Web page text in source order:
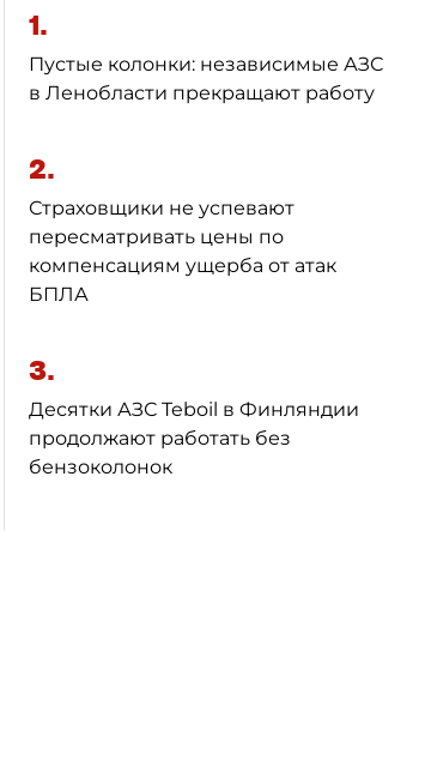
1.
Пустые колонки: независимые АЗС
в Ленобласти прекращают работу
2.
Страховщики не успевают
пересматривать цены по
компенсациям ущерба от атак
БПЛА
3.
Десятки АЗС Teboil в Финляндии
продолжают работать без
бензоколонок